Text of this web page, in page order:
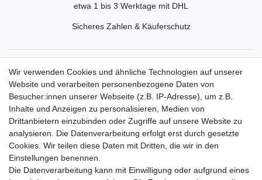
etwa 1 bis 3 Werktage mit DHL
Sicheres Zahlen & Käuferschutz
Rechtliche Informationen
Widerrufsrecht
Widerrufsformular
Datenschutzerklärung
AGB
Impressum
Wir verwenden Cookies und ähnliche Technologien auf unserer
Website und verarbeiten personenbezogene Daten von
Besucher:innen unserer Webseite (z.B. IP-Adresse), um z.B.
Inhalte und Anzeigen zu personalisieren, Medien von
Drittanbietern einzubinden oder Zugriffe auf unsere Website zu
analysieren. Die Datenverarbeitung erfolgt erst durch gesetzte
Cookies. Wir teilen diese Daten mit Dritten, die wir in den
Einstellungen benennen.
Die Datenverarbeitung kann mit Einwilligung oder aufgrund eines